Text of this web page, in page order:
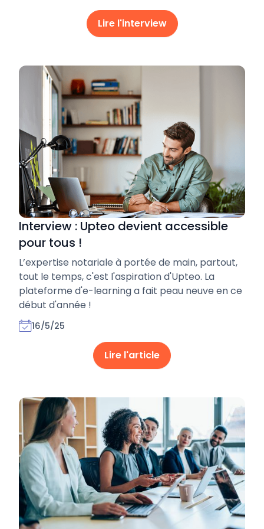
Lire l'interview
Interview : Upteo devient accessible
pour tous !
L’expertise notariale à portée de main, partout,
tout le temps, c'est l'aspiration d'Upteo. La
plateforme d'e-learning a fait peau neuve en ce
début d'année !
16/5/25
Lire l'article